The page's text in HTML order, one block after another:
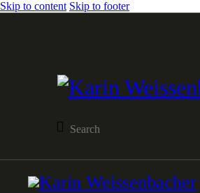
Skip to content Skip to footer